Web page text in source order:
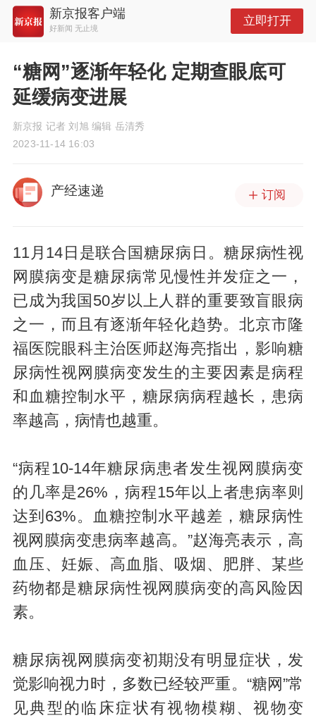
新京报客户端
好新闻 无止境
立即打开
“糖网”逐渐年轻化 定期查眼底可
延缓病变进展
新京报 记者 刘旭 编辑 岳清秀
2023-11-14 16:03
产经速递 订阅
11月14日是联合国糖尿病日。糖尿病性视
网膜病变是糖尿病常见慢性并发症之一，
已成为我国50岁以上人群的重要致盲眼病
之一，而且有逐渐年轻化趋势。北京市隆
福医院眼科主治医师赵海亮指出，影响糖
尿病性视网膜病变发生的主要因素是病程
和血糖控制水平，糖尿病病程越长，患病
率越高，病情也越重。
“病程10-14年糖尿病患者发生视网膜病变
的几率是26%，病程15年以上者患病率则
达到63%。血糖控制水平越差，糖尿病性
视网膜病变患病率越高。”赵海亮表示，高
血压、妊娠、高血脂、吸烟、肥胖、某些
药物都是糖尿病性视网膜病变的高风险因
素。
糖尿病视网膜病变初期没有明显症状，发
觉影响视力时，多数已经较严重。“糖网”常
见典型的临床症状有视物模糊、视物变